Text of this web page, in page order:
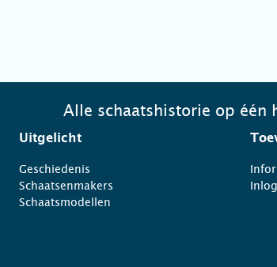
Alle schaatshistorie op één
Uitgelicht
Geschiedenis
Schaatsenmakers
Schaatsmodellen